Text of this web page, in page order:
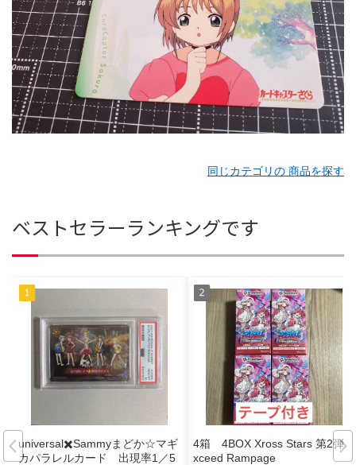
同じカテゴリの 商品を探す
ベストセラーランキングです
universal✖️Sammyまどか☆マギ
カパラレルカード 出現率1／5
4箱 4BOX Xross Stars 第2弾 E
xceed Rampage